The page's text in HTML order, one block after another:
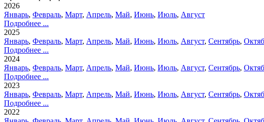
2026
Январь, Февраль, Март, Апрель, Май, Июнь, Июль, Август
Подробнее ...
2025
Январь, Февраль, Март, Апрель, Май, Июнь, Июль, Август, Сентябрь,
Подробнее ...
2024
Январь, Февраль, Март, Апрель, Май, Июнь, Июль, Август, Сентябрь,
Подробнее ...
2023
Январь, Февраль, Март, Апрель, Май, Июнь, Июль, Август, Сентябрь,
Подробнее ...
2022